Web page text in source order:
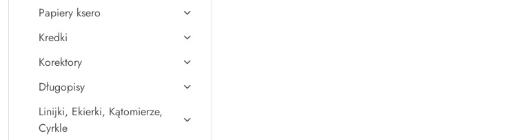
Papiery ksero
Kredki
Korektory
Długopisy
Linijki, Ekierki, Kątomierze,
Cyrkle